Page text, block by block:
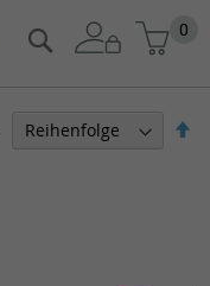
Zum
Inhalt
0
Suche